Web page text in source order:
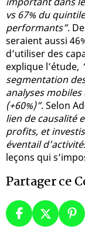
vs 67% du
performants”.
seraient aussi
d’utiliser des
explique l’étude,
segmentation
analyses
(+60%)”. Selon
lien de causalité
profits, et
éventail
leçons qui
Partager ce